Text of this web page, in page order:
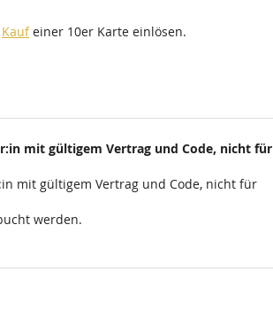
Kaufeiner 10er Karte einlösen.
mit gültigem Vertrag und Code, nicht für
mit gültigem Vertrag und Code, nicht für
werden.